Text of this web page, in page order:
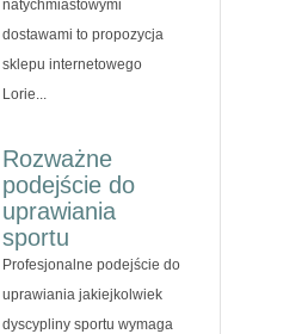
natychmiastowymi
dostawami to propozycja
sklepu internetowego
Lorie...
Rozważne
podejście do
uprawiania
sportu
Profesjonalne podejście do
uprawiania jakiejkolwiek
dyscypliny sportu wymaga